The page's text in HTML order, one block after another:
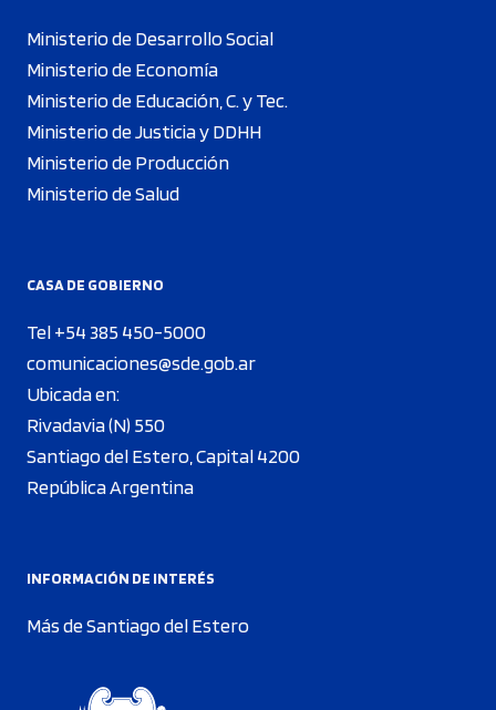
Ministerio de Desarrollo Social
Ministerio de Economía
Ministerio de Educación, C. y Tec.
Ministerio de Justicia y DDHH
Ministerio de Producción
Ministerio de Salud
CASA DE GOBIERNO
Tel +54 385 450-5000
comunicaciones@sde.gob.ar
Ubicada en:
Rivadavia (N) 550
Santiago del Estero, Capital 4200
República Argentina
INFORMACIÓN DE INTERÉS
Más de Santiago del Estero